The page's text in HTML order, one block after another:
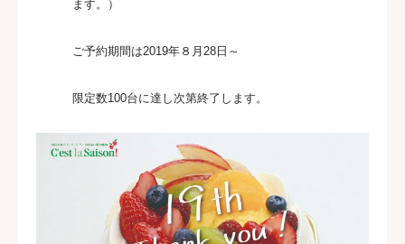
ます。）
ご予約期間は2019年８月28日～
限定数100台に達し次第終了します。